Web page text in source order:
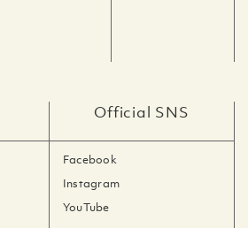
Official SNS
Facebook
Instagram
YouTube